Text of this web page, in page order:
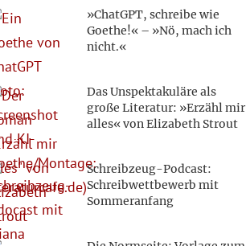
»ChatGPT, schreibe wie
Goethe!« – »Nö, mach ich
nicht.«
Das Unspektakuläre als
große Literatur: »Erzähl mir
alles« von Elizabeth Strout
Schreibzeug-Podcast:
Schreibwettbewerb mit
Sommeranfang